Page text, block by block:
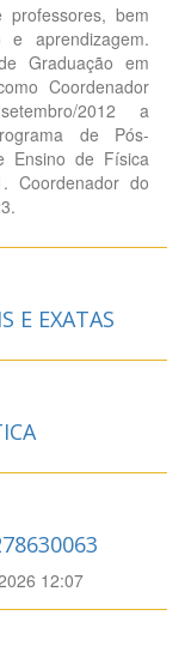
professores, bem
aprendizagem.
Graduação em
Coordenador
2012 a
de Pós-
Ensino de Física
Coordenador do
E EXATAS
12:07